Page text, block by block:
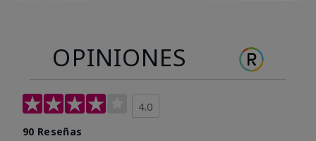
OPINIONES
4.0
90 Reseñas